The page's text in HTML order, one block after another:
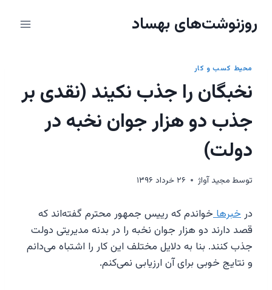
روزنوشت‌های بهساد
محیط کسب و کار
نخبگان را جذب نکیند (نقدی بر
جذب دو هزار جوان نخبه در
دولت)
توسط مجيد آواژ ۲۶ خرداد ۱۳۹۶
در خبرهاخواندم که رییس جمهور محترم گفته‌اند که
قصد دارند دو هزار جوان نخبه را در بدنه مدیریتی دولت
جذب کنند. بنا به دلایل مختلف این کار را اشتباه می‌‌دانم
و نتایج خوبی برای آن ارزیابی نمی‌کنم.